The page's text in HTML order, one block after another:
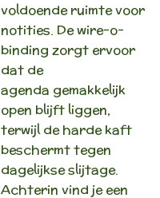
voldoende ruimte voor
notities. De wire-o-
binding zorgt ervoor
dat de
agenda gemakkelijk
open blijft liggen,
terwijl de harde kaft
beschermt tegen
dagelijkse slijtage.
Achterin vind je een